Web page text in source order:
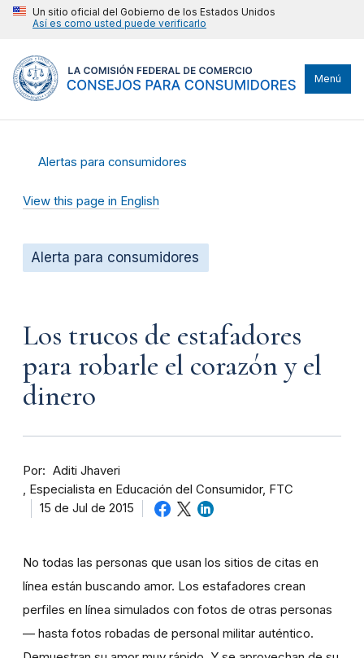
Un sitio oficial del Gobierno de los Estados Unidos
Así es como usted puede verificarlo
Menú
Alertas para consumidores
View this page in English
Alerta para consumidores
Los trucos de estafadores
para robarle el corazón y el
dinero
Por
Aditi Jhaveri
Especialista en Educación del Consumidor, FTC
15 de Jul de 2015
No todas las personas que usan los sitios de citas en
línea están buscando amor. Los estafadores crean
perfiles en línea simulados con fotos de otras personas
— hasta fotos robadas de personal militar auténtico.